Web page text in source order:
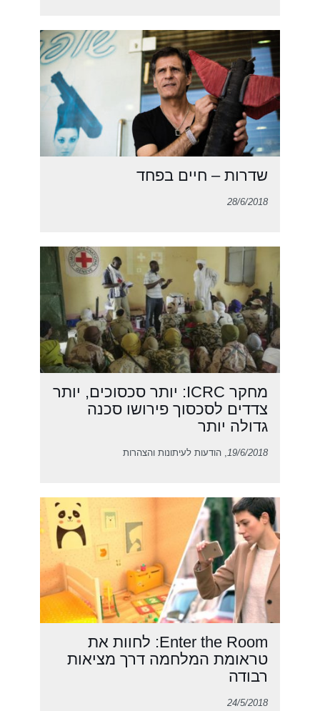
שדרות – חיים בפחד
28/6/2018
מחקר ICRC: יותר סכסוכים, יותר
צדדים לסכסוך פירושו סכנה
גדולה יותר
19/6/2018 , הודעות לעיתונות והצהרות
Enter the Room: לחוות את
טראומת המלחמה דרך מציאות
רבודה
24/5/2018